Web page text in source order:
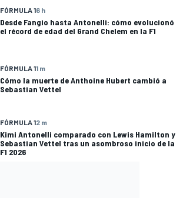
FÓRMULA 16 h
Desde Fangio hasta Antonelli: cómo evolucionó
el récord de edad del Grand Chelem en la F1
FÓRMULA 11 m
Cómo la muerte de Anthoine Hubert cambió a
Sebastian Vettel
FÓRMULA 12 m
Kimi Antonelli comparado con Lewis Hamilton y
Sebastian Vettel tras un asombroso inicio de la
F1 2026